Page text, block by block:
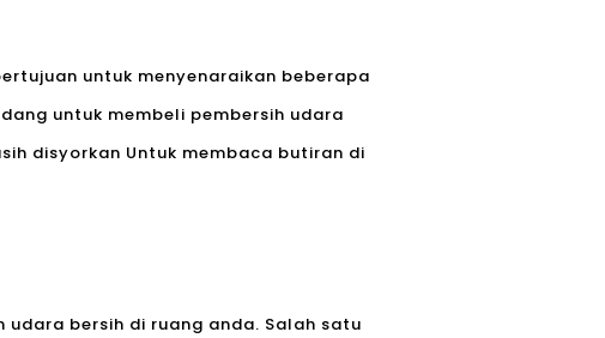
untuk menyenaraikan beberapa
untuk membeli pembersih udara
disyorkan Untuk membaca butiran di
bersih di ruang anda. Salah satu